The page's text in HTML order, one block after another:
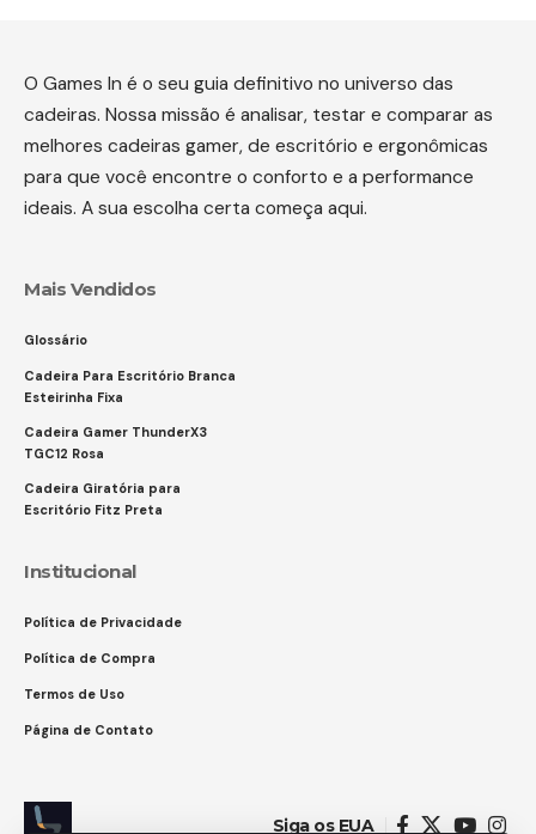
O Games In é o seu guia definitivo no universo das
cadeiras. Nossa missão é analisar, testar e comparar as
melhores cadeiras gamer, de escritório e ergonômicas
para que você encontre o conforto e a performance
ideais. A sua escolha certa começa aqui.
Mais Vendidos
Glossário
Cadeira Para Escritório Branca
Esteirinha Fixa
Cadeira Gamer ThunderX3
TGC12 Rosa
Cadeira Giratória para
Escritório Fitz Preta
Institucional
Política de Privacidade
Política de Compra
Termos de Uso
Página de Contato
Siga os EUA